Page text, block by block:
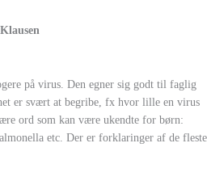
på virus. Den egner sig godt til faglig
er svært at begribe, fx hvor lille en virus
ord som kan være ukendte for børn:
etc. Der er forklaringer af de fleste